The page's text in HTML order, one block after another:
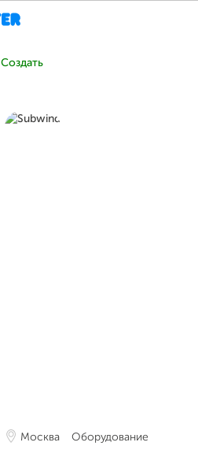
Создать
Москва Оборудование